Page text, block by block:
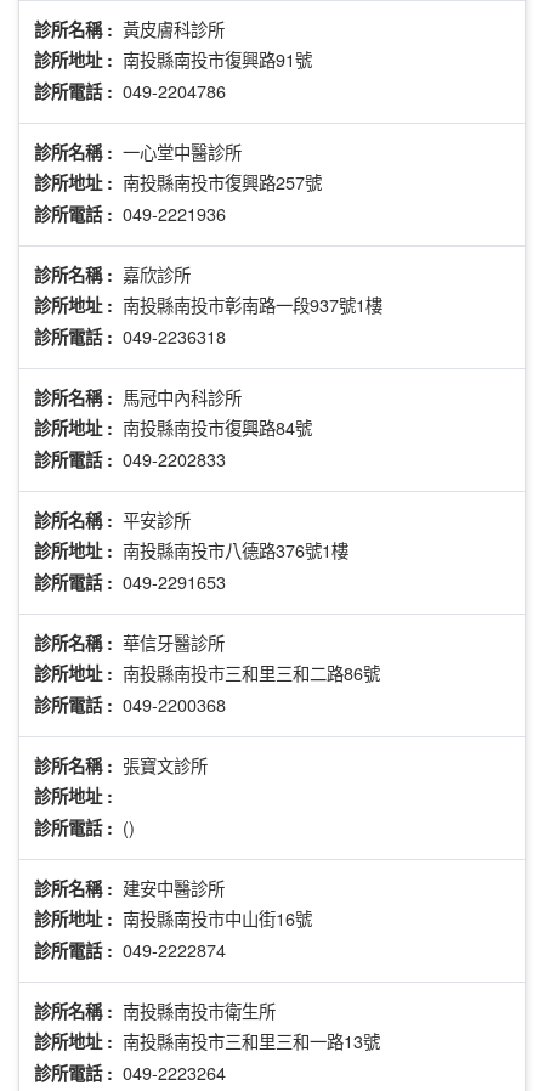
診所名稱 : 黃皮膚科診所
診所地址 : 南投縣南投市復興路91號
診所電話 : 049-2204786
診所名稱 : 一心堂中醫診所
診所地址 : 南投縣南投市復興路257號
診所電話 : 049-2221936
診所名稱 : 嘉欣診所
診所地址 : 南投縣南投市彰南路一段937號1樓
診所電話 : 049-2236318
診所名稱 : 馬冠中內科診所
診所地址 : 南投縣南投市復興路84號
診所電話 : 049-2202833
診所名稱 : 平安診所
診所地址 : 南投縣南投市八德路376號1樓
診所電話 : 049-2291653
診所名稱 : 華信牙醫診所
診所地址 : 南投縣南投市三和里三和二路86號
診所電話 : 049-2200368
診所名稱 : 張寶文診所
診所地址 :
診所電話 : ()
診所名稱 : 建安中醫診所
診所地址 : 南投縣南投市中山街16號
診所電話 : 049-2222874
診所名稱 : 南投縣南投市衛生所
診所地址 : 南投縣南投市三和里三和一路13號
診所電話 : 049-2223264